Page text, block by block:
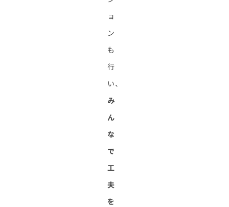
ョ
ン
も
行
い、
み
ん
な
で
工
夫
を